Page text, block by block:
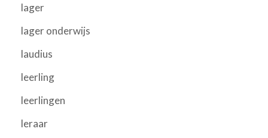
lager
lager onderwijs
laudius
leerling
leerlingen
leraar